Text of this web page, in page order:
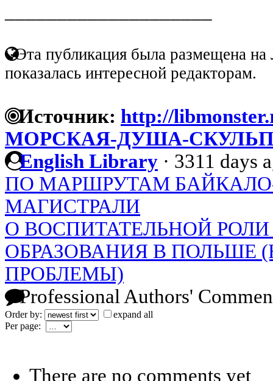
Эта публикация была размещена на
показалась интересной редакторам.
Источник: http://
МОРСКАЯ-ДУША-
English Library · 3311 days
ПО МАРШРУТАМ
МАГИСТРАЛИ
О ВОСПИТАТЕЛЬНОЙ
ОБРАЗОВАНИЯ В ПОЛЬШЕ
ПРОБЛЕМЫ)
Professional Authors'
Order by:
expand all
Per page:
There are no comments yet